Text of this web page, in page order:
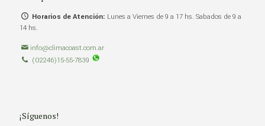
Horarios de Atención: Lunes a Viernes de 9 a 17 hs. Sabados de 9 a
14 hs.
info@climacoast.com.ar
(02246)15-55-7839
¡Síguenos!